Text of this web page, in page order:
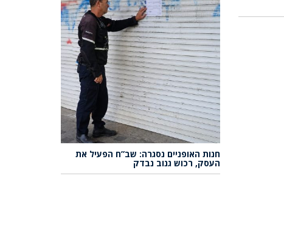
חנות האופניים נסגרה: שב”ח הפעיל את
העסק, רכוש גנוב נבדק